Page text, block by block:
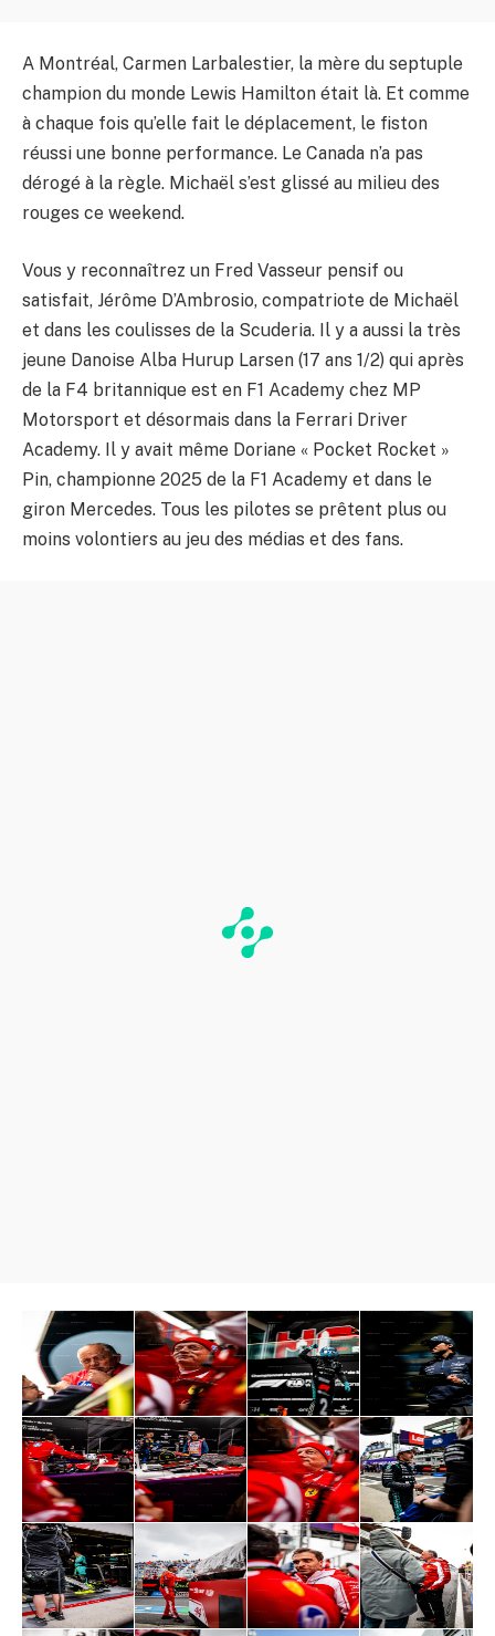
A Montréal, Carmen Larbalestier, la mère du septuple
champion du monde Lewis Hamilton était là. Et comme
à chaque fois qu’elle fait le déplacement, le fiston
réussi une bonne performance. Le Canada n’a pas
dérogé à la règle. Michaël s’est glissé au milieu des
rouges ce weekend.
Vous y reconnaîtrez un Fred Vasseur pensif ou
satisfait, Jérôme D’Ambrosio, compatriote de Michaël
et dans les coulisses de la Scuderia. Il y a aussi la très
jeune Danoise Alba Hurup Larsen (17 ans 1/2) qui après
de la F4 britannique est en F1 Academy chez MP
Motorsport et désormais dans la Ferrari Driver
Academy. Il y avait même Doriane « Pocket Rocket »
Pin, championne 2025 de la F1 Academy et dans le
giron Mercedes. Tous les pilotes se prêtent plus ou
moins volontiers au jeu des médias et des fans.